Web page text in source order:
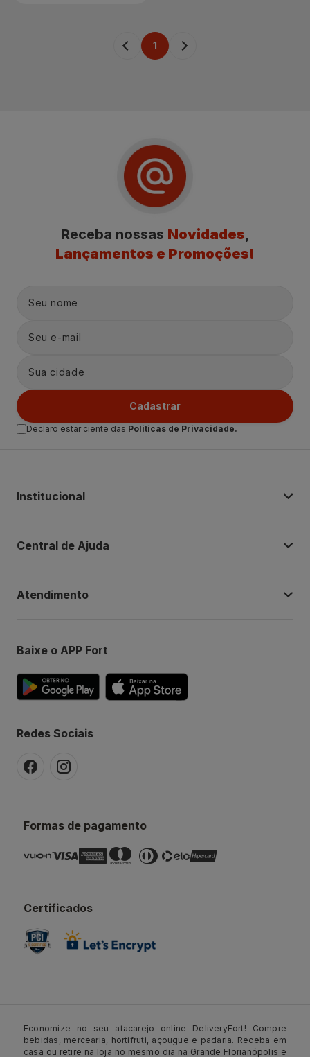
1
Receba nossas Novidades,
Lançamentos e Promoções!
Cadastrar
Declaro estar ciente das Politicas de Privacidade.
Institucional
Central de Ajuda
Atendimento
Baixe o APP Fort
Redes Sociais
Formas de pagamento
Certificados
Economize no seu atacarejo online DeliveryFort! Compre
bebidas, mercearia, hortifruti, açougue e padaria. Receba em
casa ou retire na loja no mesmo dia na Grande Florianópolis e